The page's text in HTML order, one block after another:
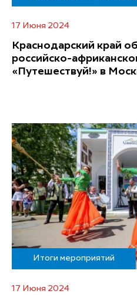
17 Июня 2024
Краснодарский край
российско-
«Путешествуй!» в
Итоги мероприятий
17 Июня 2024